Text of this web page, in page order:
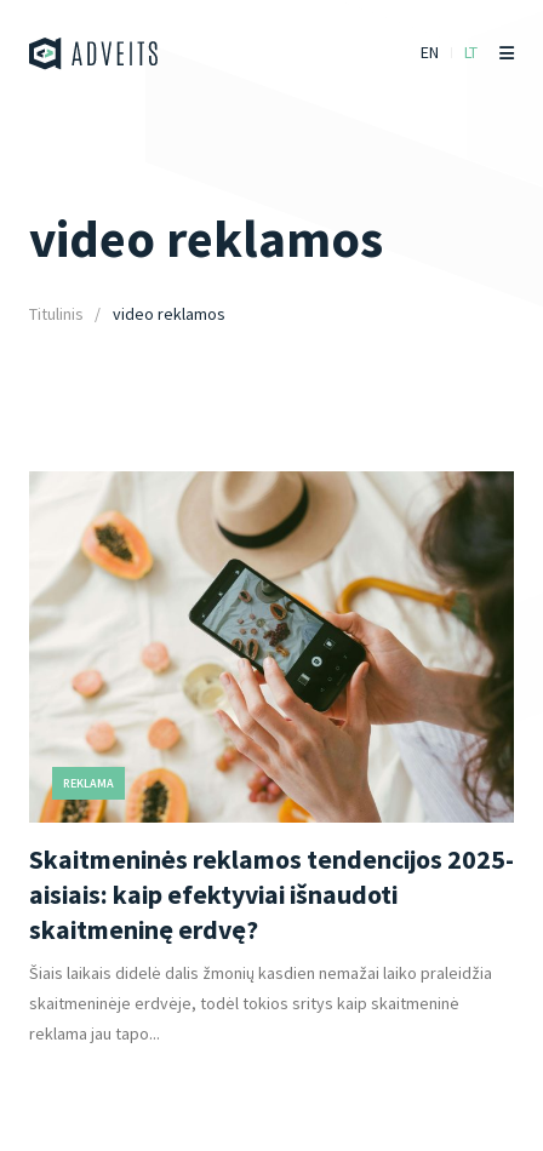
EN LT
video reklamos
Titulinis video reklamos
REKLAMA
Skaitmeninės reklamos tendencijos 2025-
aisiais: kaip efektyviai išnaudoti
skaitmeninę erdvę?
Šiais laikais didelė dalis žmonių kasdien nemažai laiko praleidžia
skaitmeninėje erdvėje, todėl tokios sritys kaip skaitmeninė
reklama jau tapo...